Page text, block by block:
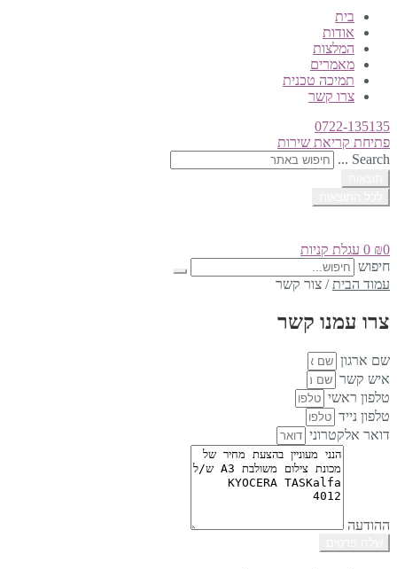
בית
אודות
המלצות
מאמרים
תמיכה טכנית
צרו קשר
0722-135135
פתיחת קריאת שירות
Search ...
₪0
0 עגלת קניות
חיפוש
עמוד הבית / צור קשר
צרו עמנו קשר
שם ארגון
איש קשר
טלפון ראשי
טלפון נייד
דואר אלקטרוני
ההודעה